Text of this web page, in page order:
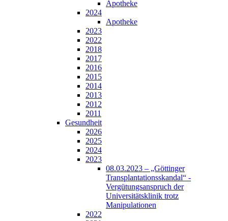
Apotheke
2024
Apotheke
2023
2022
2018
2017
2016
2015
2014
2013
2012
2011
Gesundheit
2026
2025
2024
2023
08.03.2023 – „Göttinger
Transplantationsskandal“ -
Vergütungsanspruch der
Universitätsklinik trotz
Manipulationen
2022